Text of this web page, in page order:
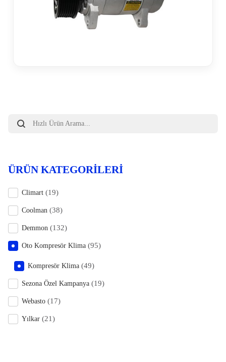
search
ÜRÜN KATEGORILERI
Climart (19)
Coolman (38)
Demmon (132)
Oto Kompresör Klima (95)
Kompresör Klima (49)
Sezona Özel Kampanya (19)
Webasto (17)
Yılkar (21)